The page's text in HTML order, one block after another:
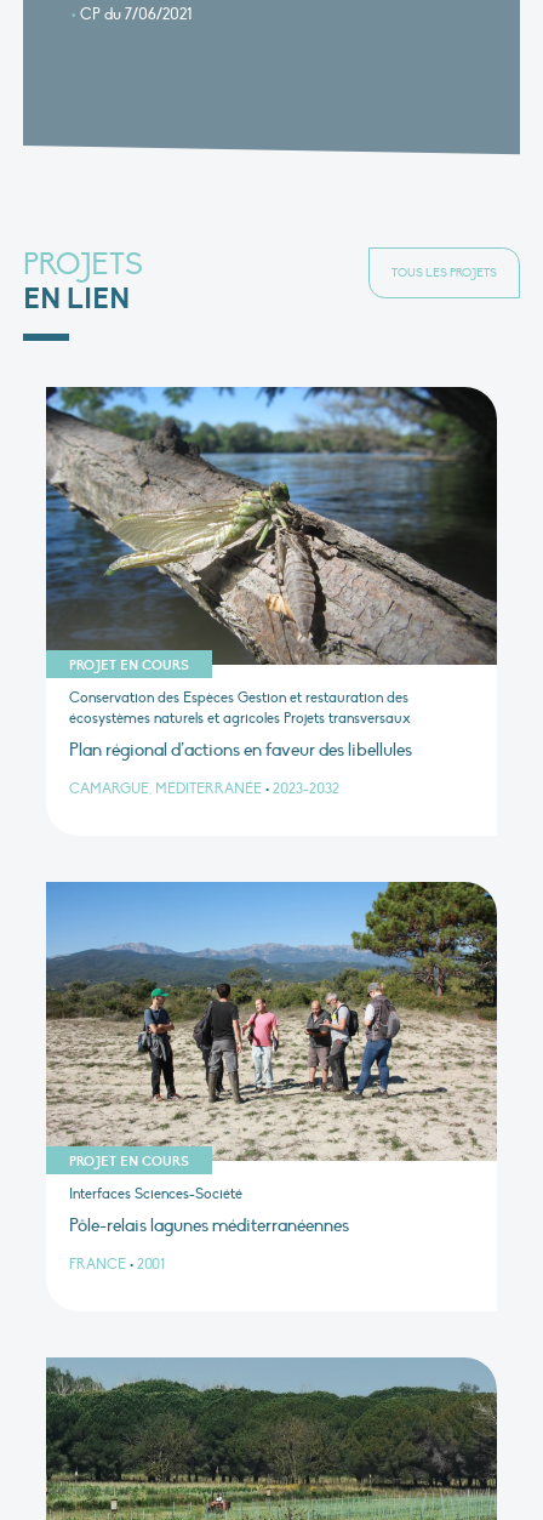
CP du 7/06/2021
PROJETS
EN LIEN
TOUS LES PROJETS
PROJET EN COURS
Conservation des Espèces Gestion et restauration des
écosystèmes naturels et agricoles Projets transversaux
Plan régional d’actions en faveur des libellules
CAMARGUE, MÉDITERRANÉE • 2023-2032
PROJET EN COURS
Interfaces Sciences-Société
Pôle-relais lagunes méditerranéennes
FRANCE • 2001